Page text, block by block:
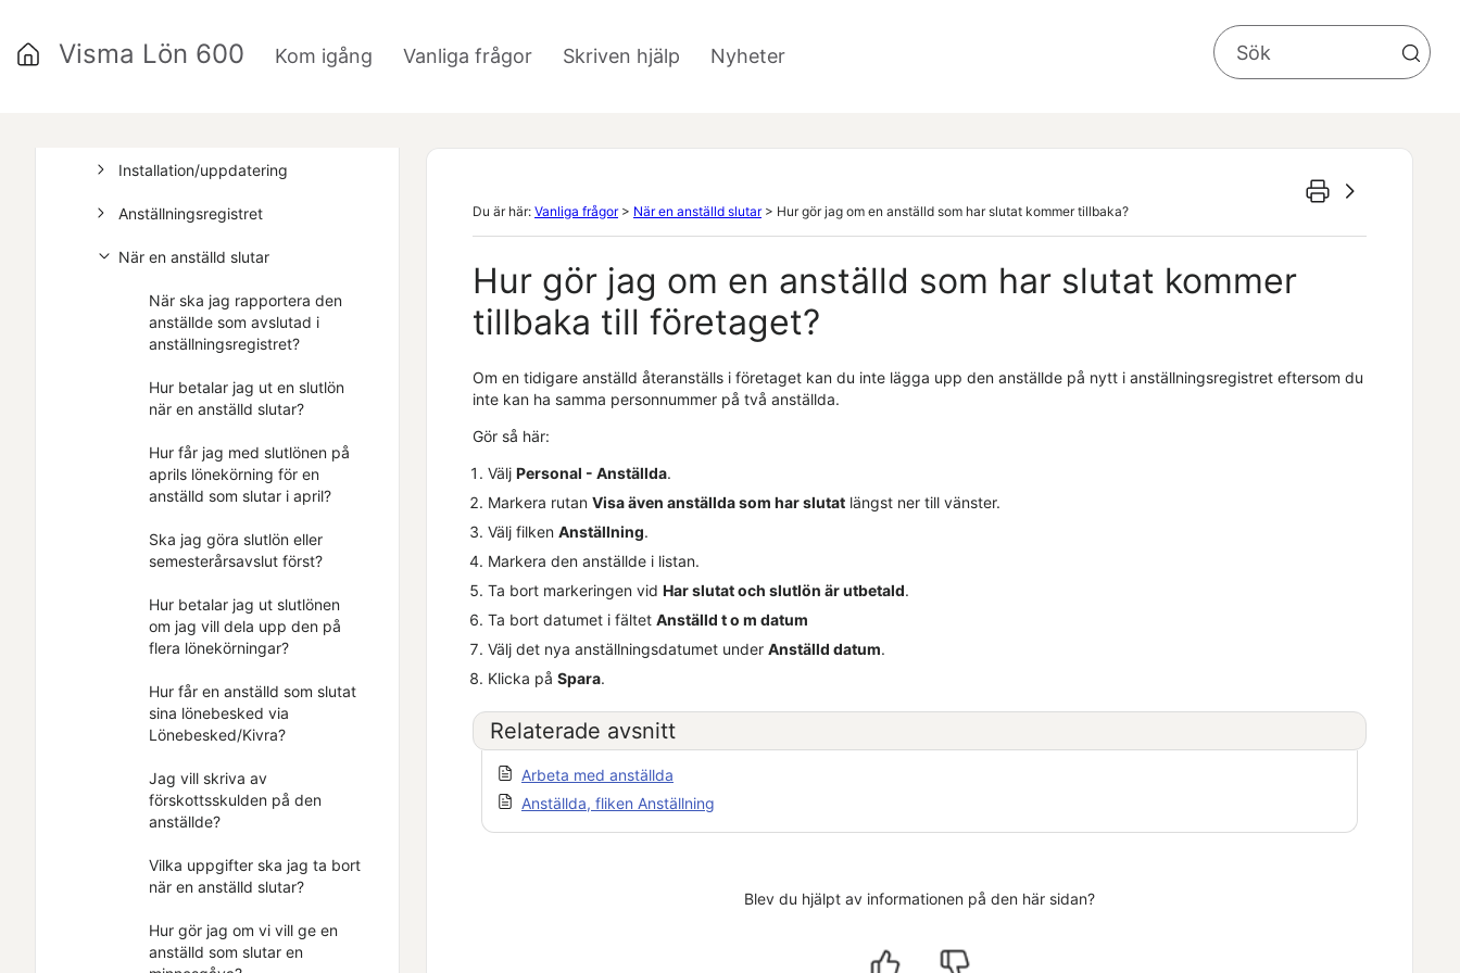
Kom igång Vanliga frågor Skriven hjälp Nyheter
Visma Lön 600
Installation/uppdatering
Anställningsregistret
När en anställd slutar
När ska jag rapportera den
anställde som avslutad i
anställningsregistret?
Hur betalar jag ut en slutlön
när en anställd slutar?
Hur får jag med slutlönen på
aprils lönekörning för en
anställd som slutar i april?
Ska jag göra slutlön eller
semesterårsavslut först?
Hur betalar jag ut slutlönen
om jag vill dela upp den på
flera lönekörningar?
Hur får en anställd som slutat
sina lönebesked via
Lönebesked/Kivra?
Jag vill skriva av
förskottsskulden på den
anställde?
Vilka uppgifter ska jag ta bort
när en anställd slutar?
Hur gör jag om vi vill ge en
anställd som slutar en
Du är här: Vanliga frågor> När en anställd slutar> Hur gör jag om en anställd som har slutat kommer tillbaka?
Hur gör jag om en anställd som har slutat kommer
tillbaka till företaget?
Om en tidigare anställd återanställs i företaget kan du inte lägga upp den anställde på nytt i anställningsregistret eftersom du
inte kan ha samma personnummer på två anställda.
Gör så här:
Välj Personal - Anställda.
Markera rutan Visa även anställda som har slutat längst ner till vänster.
Välj filken Anställning.
Markera den anställde i listan.
Ta bort markeringen vid Har slutat och slutlön är utbetald.
Ta bort datumet i fältet Anställd t o m datum
Välj det nya anställningsdatumet under Anställd datum.
Klicka på Spara.
Relaterade avsnitt
Arbeta med anställda
Anställda, fliken Anställning
Blev du hjälpt av informationen på den här sidan?